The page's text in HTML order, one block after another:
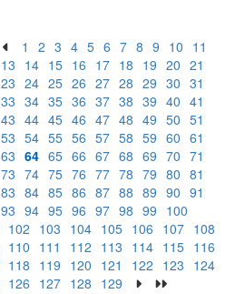
1 2 3 4 5 6 7 8 9 10 11
13 14 15 16 17 18 19 20 21
23 24 25 26 27 28 29 30 31
33 34 35 36 37 38 39 40 41
43 44 45 46 47 48 49 50 51
53 54 55 56 57 58 59 60 61
63 64 65 66 67 68 69 70 71
73 74 75 76 77 78 79 80 81
83 84 85 86 87 88 89 90 91
93 94 95 96 97 98 99 100
102 103 104 105 106 107 108
110 111 112 113 114 115 116
118 119 120 121 122 123 124
126 127 128 129